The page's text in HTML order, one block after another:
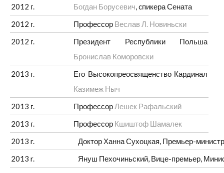
2012 г.
Богдан Борусевич, cпикера Сената
2012 г.
Профессор Веслав Л. Новиньски
2012 г.
Президент Республики Польша
Бронислав Коморовски
2013 г.
Его Высокопреосвященство Кардинал
Казимеж Ныч
2013 г.
Профессор Лешек Рафальский
2013 г.
Профессор Кшиштоф Шамалек
2013 r.
Доктор Ханна Сухоцкая, Премьер-
2013 r.
Януш Пехочиньский, Вице-премьер,